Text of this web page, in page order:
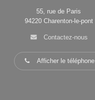
55, rue de Paris
94220 Charenton-le-pont
Contactez-nous
Afficher le téléphone